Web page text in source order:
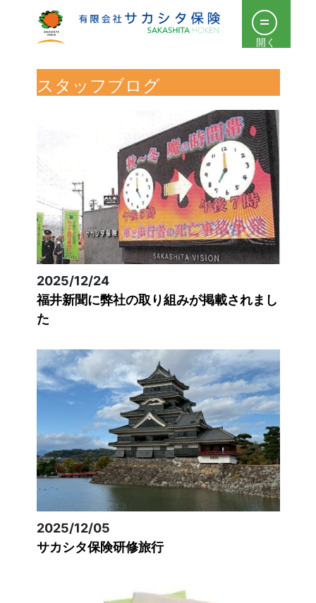
開く
スタッフブログ
2025/12/24
福井新聞に弊社の取り組みが掲載されまし
た
2025/12/05
サカシタ保険研修旅行